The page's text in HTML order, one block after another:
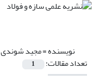
نویسنده =مجید شوندی
تعداد مقالات: 1